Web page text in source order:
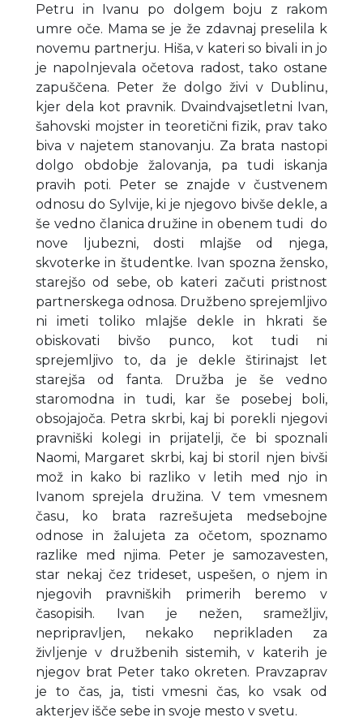
Petru in Ivanu po dolgem boju z rakom
umre oče. Mama se je že zdavnaj preselila k
novemu partnerju. Hiša, v kateri so bivali in jo
je napolnjevala očetova radost, tako ostane
zapuščena. Peter že dolgo živi v Dublinu,
kjer dela kot pravnik. Dvaindvajsetletni Ivan,
šahovski mojster in teoretični fizik, prav tako
biva v najetem stanovanju. Za brata nastopi
dolgo obdobje žalovanja, pa tudi iskanja
pravih poti. Peter se znajde v čustvenem
odnosu do Sylvije, ki je njegovo bivše dekle, a
še vedno članica družine in obenem tudi do
nove ljubezni, dosti mlajše od njega,
skvoterke in študentke. Ivan spozna žensko,
starejšo od sebe, ob kateri začuti pristnost
partnerskega odnosa. Družbeno sprejemljivo
ni imeti toliko mlajše dekle in hkrati še
obiskovati bivšo punco, kot tudi ni
sprejemljivo to, da je dekle štirinajst let
starejša od fanta. Družba je še vedno
staromodna in tudi, kar še posebej boli,
obsojajoča. Petra skrbi, kaj bi porekli njegovi
pravniški kolegi in prijatelji, če bi spoznali
Naomi, Margaret skrbi, kaj bi storil njen bivši
mož in kako bi razliko v letih med njo in
Ivanom sprejela družina. V tem vmesnem
času, ko brata razrešujeta medsebojne
odnose in žalujeta za očetom, spoznamo
razlike med njima. Peter je samozavesten,
star nekaj čez trideset, uspešen, o njem in
njegovih pravniških primerih beremo v
časopisih. Ivan je nežen, sramežljiv,
nepripravljen, nekako neprikladen za
življenje v družbenih sistemih, v katerih je
njegov brat Peter tako okreten. Pravzaprav
je to čas, ja, tisti vmesni čas, ko vsak od
akterjev išče sebe in svoje mesto v svetu.